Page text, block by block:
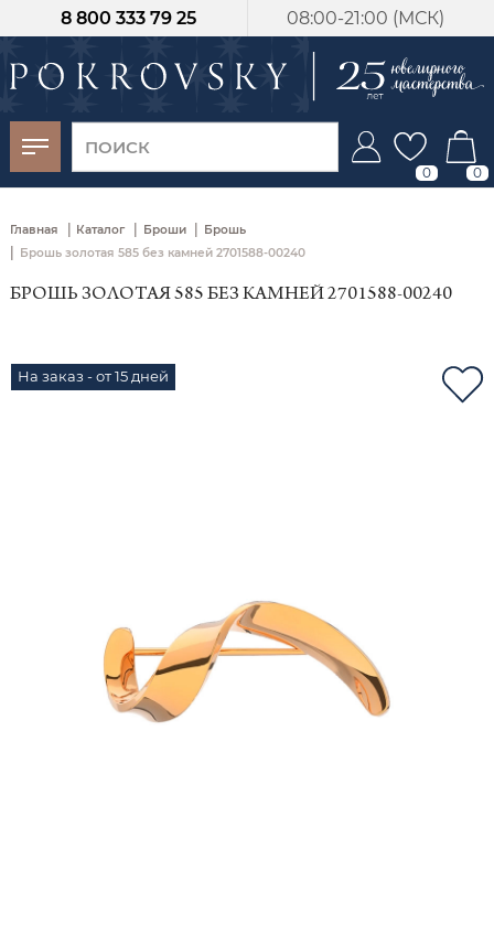
08:00-21:00 (МСК)
8 800 333 79 25
0 0
Главная | Каталог | Броши | Брошь
| Брошь золотая 585 без камней 2701588-00240
БРОШЬ ЗОЛОТАЯ 585 БЕЗ КАМНЕЙ 2701588-00240
На заказ - от 15 дней
-30%
от 15 дней с
момента оплаты